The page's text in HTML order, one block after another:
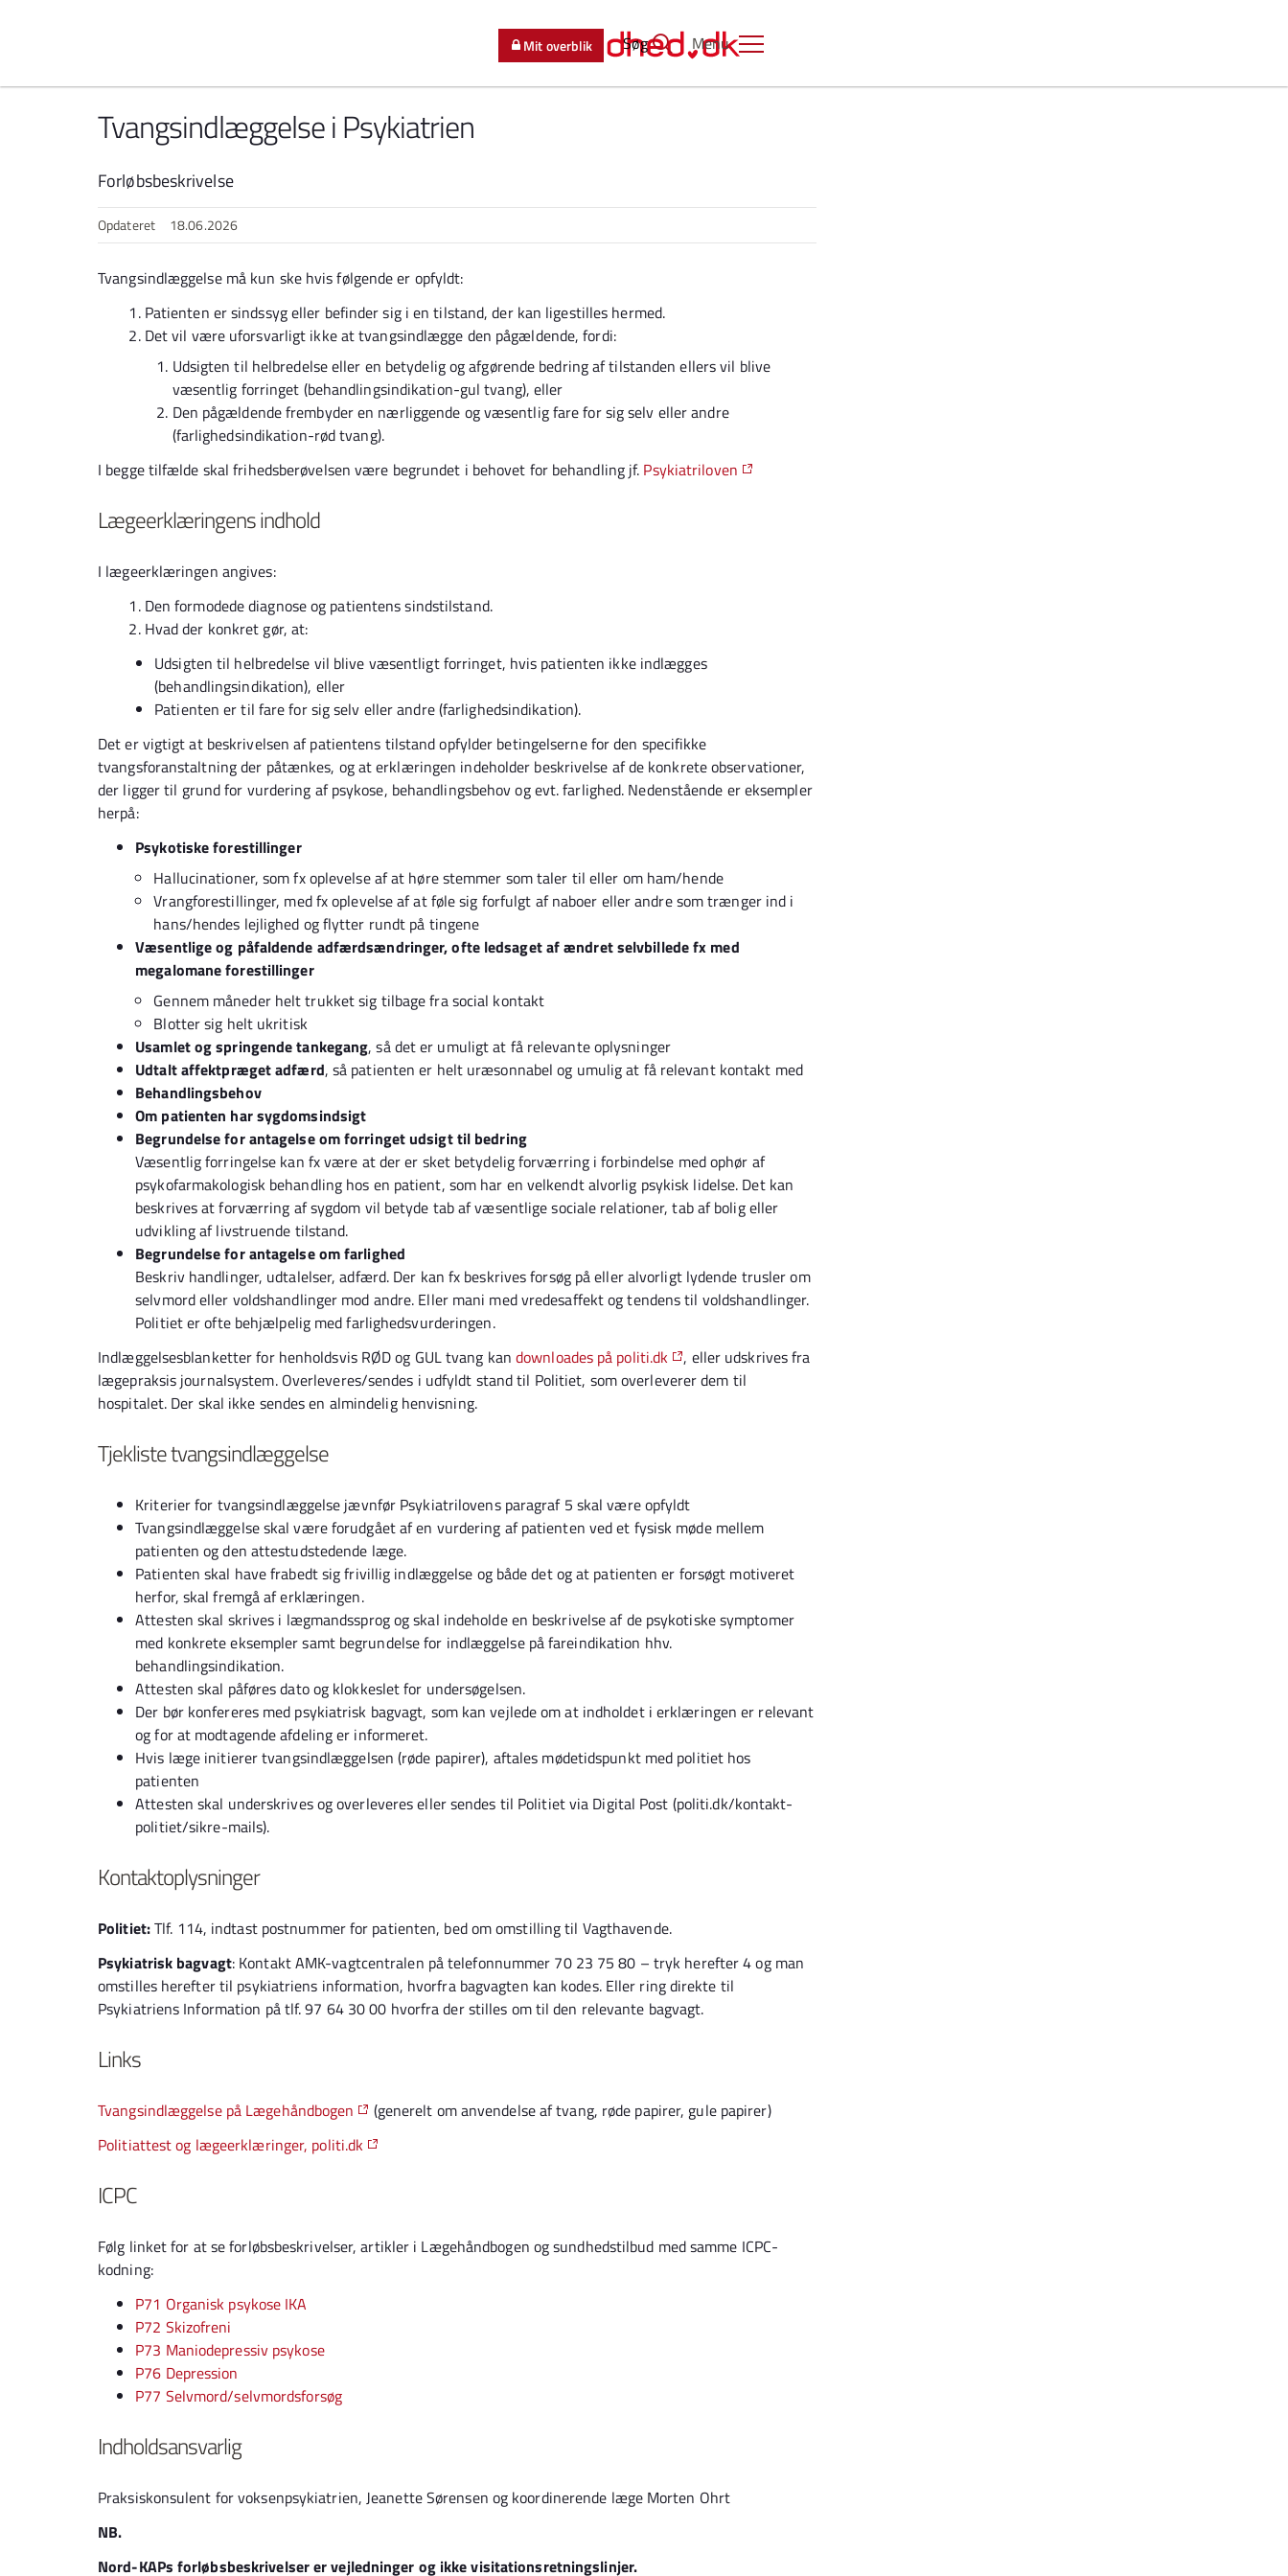
Menu
Søg
Mit overblik
Tvangsindlæggelse i Psykiatrien
Forløbsbeskrivelse
Opdateret 18.06.2026
Tvangsindlæggelse må kun ske hvis følgende er opfyldt:
Patienten er sindssyg eller befinder sig i en tilstand, der kan ligestilles hermed.
Det vil være uforsvarligt ikke at tvangsindlægge den pågældende, fordi:
Udsigten til helbredelse eller en betydelig og afgørende bedring af tilstanden ellers vil blive
væsentlig forringet (behandlingsindikation-gul tvang), eller
Den pågældende frembyder en nærliggende og væsentlig fare for sig selv eller andre
(farlighedsindikation-rød tvang).
I begge tilfælde skal frihedsberøvelsen være begrundet i behovet for behandling jf. Psykiatriloven
Lægeerklæringens indhold
I lægeerklæringen angives:
Den formodede diagnose og patientens sindstilstand.
Hvad der konkret gør, at:
Udsigten til helbredelse vil blive væsentligt forringet, hvis patienten ikke indlægges
(behandlingsindikation), eller
Patienten er til fare for sig selv eller andre (farlighedsindikation).
Det er vigtigt at beskrivelsen af patientens tilstand opfylder betingelserne for den specifikke
tvangsforanstaltning der påtænkes, og at erklæringen indeholder beskrivelse af de konkrete observationer,
der ligger til grund for vurdering af psykose, behandlingsbehov og evt. farlighed. Nedenstående er eksempler
herpå:
Psykotiske forestillinger
Hallucinationer, som fx oplevelse af at høre stemmer som taler til eller om ham/hende
Vrangforestillinger, med fx oplevelse af at føle sig forfulgt af naboer eller andre som trænger ind i
hans/hendes lejlighed og flytter rundt på tingene
Væsentlige og påfaldende adfærdsændringer, ofte ledsaget af ændret selvbillede fx med
megalomane forestillinger
Gennem måneder helt trukket sig tilbage fra social kontakt
Blotter sig helt ukritisk
Usamlet og springende tankegang, så det er umuligt at få relevante oplysninger
Udtalt affektpræget adfærd, så patienten er helt uræsonnabel og umulig at få relevant kontakt med
Behandlingsbehov
Om patienten har sygdomsindsigt
Begrundelse for antagelse om forringet udsigt til bedring
Væsentlig forringelse kan fx være at der er sket betydelig forværring i forbindelse med ophør af
psykofarmakologisk behandling hos en patient, som har en velkendt alvorlig psykisk lidelse. Det kan
beskrives at forværring af sygdom vil betyde tab af væsentlige sociale relationer, tab af bolig eller
udvikling af livstruende tilstand.
Begrundelse for antagelse om farlighed
Beskriv handlinger, udtalelser, adfærd. Der kan fx beskrives forsøg på eller alvorligt lydende trusler om
selvmord eller voldshandlinger mod andre. Eller mani med vredesaffekt og tendens til voldshandlinger.
Politiet er ofte behjælpelig med farlighedsvurderingen.
Indlæggelsesblanketter for henholdsvis RØD og GUL tvang kan downloades på politi.dk
, eller udskrives fra
lægepraksis journalsystem. Overleveres/sendes i udfyldt stand til Politiet, som overleverer dem til
hospitalet. Der skal ikke sendes en almindelig henvisning.
Tjekliste tvangsindlæggelse
Kriterier for tvangsindlæggelse jævnfør Psykiatrilovens paragraf 5 skal være opfyldt
Tvangsindlæggelse skal være forudgået af en vurdering af patienten ved et fysisk møde mellem
patienten og den attestudstedende læge.
Patienten skal have frabedt sig frivillig indlæggelse og både det og at patienten er forsøgt motiveret
herfor, skal fremgå af erklæringen.
Attesten skal skrives i lægmandssprog og skal indeholde en beskrivelse af de psykotiske symptomer
med konkrete eksempler samt begrundelse for indlæggelse på fareindikation hhv.
behandlingsindikation.
Attesten skal påføres dato og klokkeslet for undersøgelsen.
Der bør konfereres med psykiatrisk bagvagt, som kan vejlede om at indholdet i erklæringen er relevant
og for at modtagende afdeling er informeret.
Hvis læge initierer tvangsindlæggelsen (røde papirer), aftales mødetidspunkt med politiet hos
patienten
Attesten skal underskrives og overleveres eller sendes til Politiet via Digital Post (politi.dk/kontakt-
politiet/sikre-mails).
Kontaktoplysninger
Politiet:Tlf. 114, indtast postnummer for patienten, bed om omstilling til Vagthavende.
Psykiatrisk bagvagt: Kontakt AMK-vagtcentralen på telefonnummer 70 23 75 80 – tryk herefter 4 og man
omstilles herefter til psykiatriens information, hvorfra bagvagten kan kodes. Eller ring direkte til
Psykiatriens Information på tlf. 97 64 30 00 hvorfra der stilles om til den relevante bagvagt.
Links
Tvangsindlæggelse på Lægehåndbogen
(generelt om anvendelse af tvang, røde papirer, gule papirer)
Politiattest og lægeerklæringer, politi.dk
ICPC
Følg linket for at se forløbsbeskrivelser, artikler i Lægehåndbogen og sundhedstilbud med samme ICPC-
kodning:
P71 Organisk psykose IKA
P72 Skizofreni
P73 Maniodepressiv psykose
P76 Depression
P77 Selvmord/selvmordsforsøg
Indholdsansvarlig
Praksiskonsulent for voksenpsykiatrien, Jeanette Sørensen og koordinerende læge Morten Ohrt
NB.
Nord-KAPs forløbsbeskrivelser er vejledninger og ikke visitationsretningslinjer.